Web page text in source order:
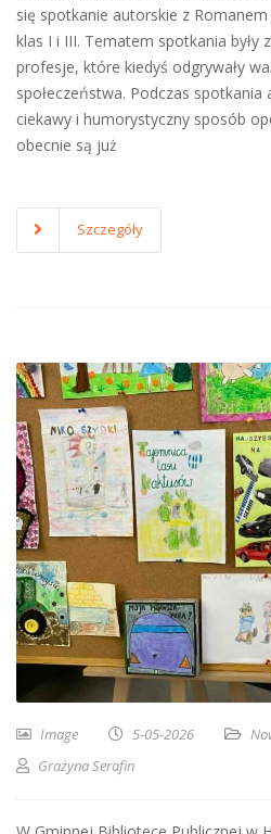
się spotkanie autorskie z
klas I i III. Tematem spotkania były
profesje, które kiedyś odgrywały
społeczeństwa. Podczas
ciekawy i humorystyczny sposób
obecnie są już
Szczegóły
Image 5-05-2026
Grażyna Serafin